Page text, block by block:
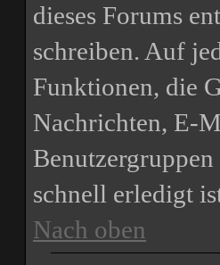
dieses Forums
schreiben. Auf
Funktionen, die
Nachrichten, E-
schnell erledigt
Nach oben